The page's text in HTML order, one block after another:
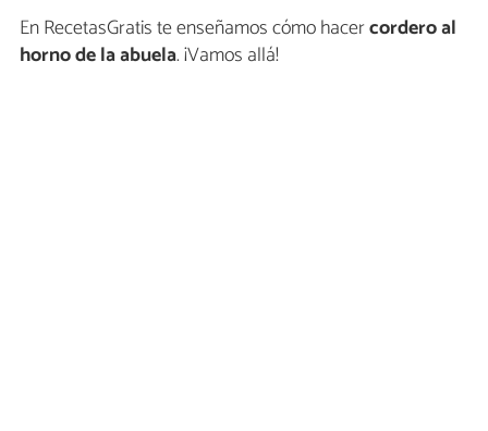
En RecetasGratis te enseñamos cómo hacercordero al
horno de la abuela. ¡Vamos allá!